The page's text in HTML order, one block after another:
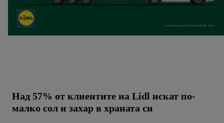
Над 57% от клиентите на Lidl искат по-
малко сол и захар в храната си